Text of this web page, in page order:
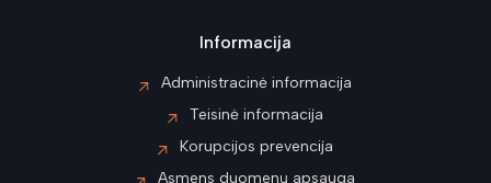
Informacija
Administracinė informacija
Teisinė informacija
Korupcijos prevencija
Asmens duomenų apsauga